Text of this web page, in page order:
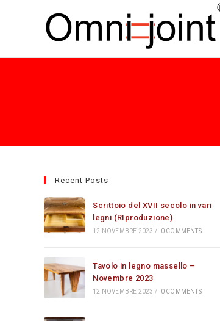
Recent Posts
Scrittoio del XVII secolo in vari
legni (RIproduzione)
12 NOVEMBRE 2023 / 0 COMMENTS
Tavolo in legno massello –
Novembre 2023
12 NOVEMBRE 2023 / 0 COMMENTS